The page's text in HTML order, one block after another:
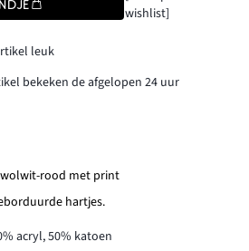
wishlist]
leuk
bekeken de afgelopen 24 uur
rood met print
hartjes.
acryl, 50% katoen